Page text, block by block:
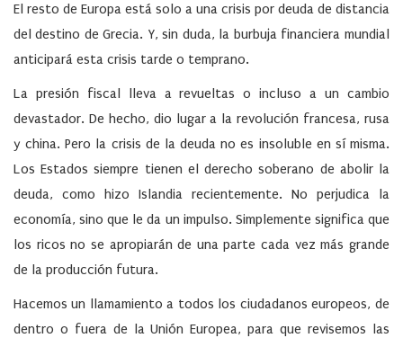
El resto de Europa está solo a una crisis por deuda de distancia
del destino de Grecia. Y, sin duda, la burbuja financiera mundial
anticipará esta crisis tarde o temprano.
La presión fiscal lleva a revueltas o incluso a un cambio
devastador. De hecho, dio lugar a la revolución francesa, rusa
y china. Pero la crisis de la deuda no es insoluble en sí misma.
Los Estados siempre tienen el derecho soberano de abolir la
deuda, como hizo Islandia recientemente. No perjudica la
economía, sino que le da un impulso. Simplemente significa que
los ricos no se apropiarán de una parte cada vez más grande
de la producción futura.
Hacemos un llamamiento a todos los ciudadanos europeos, de
dentro o fuera de la Unión Europea, para que revisemos las